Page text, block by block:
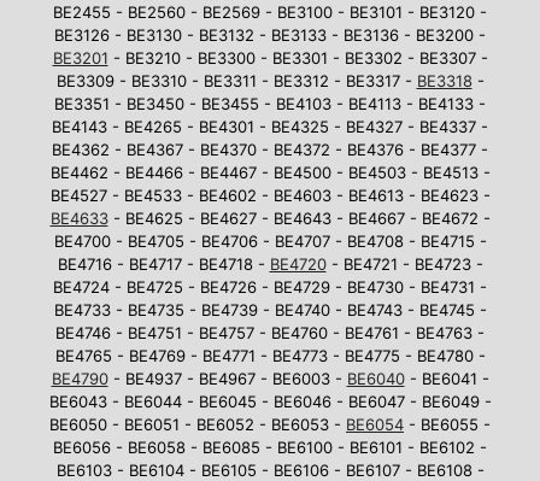
BE2455 - BE2560 - BE2569 - BE3100 - BE3101 - BE3120 -
BE3126 - BE3130 - BE3132 - BE3133 - BE3136 - BE3200 -
BE3201 - BE3210 - BE3300 - BE3301 - BE3302 - BE3307 -
BE3309 - BE3310 - BE3311 - BE3312 - BE3317 - BE3318-
BE3351 - BE3450 - BE3455 - BE4103 - BE4113 - BE4133 -
BE4143 - BE4265 - BE4301 - BE4325 - BE4327 - BE4337 -
BE4362 - BE4367 - BE4370 - BE4372 - BE4376 - BE4377 -
BE4462 - BE4466 - BE4467 - BE4500 - BE4503 - BE4513 -
BE4527 - BE4533 - BE4602 - BE4603 - BE4613 - BE4623 -
BE4633- BE4625 - BE4627 - BE4643 - BE4667 - BE4672 -
BE4700 - BE4705 - BE4706 - BE4707 - BE4708 - BE4715 -
BE4716 - BE4717 - BE4718 - BE4720- BE4721 - BE4723 -
BE4724 - BE4725 - BE4726 - BE4729 - BE4730 - BE4731 -
BE4733 - BE4735 - BE4739 - BE4740 - BE4743 - BE4745 -
BE4746 - BE4751 - BE4757 - BE4760 - BE4761 - BE4763 -
BE4765 - BE4769 - BE4771 - BE4773 - BE4775 - BE4780 -
BE4790- BE4937 - BE4967 - BE6003 - BE6040- BE6041 -
BE6043 - BE6044 - BE6045 - BE6046 - BE6047 - BE6049 -
BE6050 - BE6051 - BE6052 - BE6053 - BE6054 - BE6055 -
BE6056 - BE6058 - BE6085 - BE6100 - BE6101 - BE6102 -
BE6103 - BE6104 - BE6105 - BE6106 - BE6107 - BE6108 -